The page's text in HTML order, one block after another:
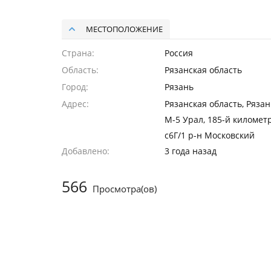
МЕСТОПОЛОЖЕНИЕ
Страна
Россия
Область
Рязанская область
Город
Рязань
Адрес
Рязанская область,
М-5 Урал, 185-й
с6Г/1 р-н Московский
Добавлено
3 года назад
566 Просмотра(ов)